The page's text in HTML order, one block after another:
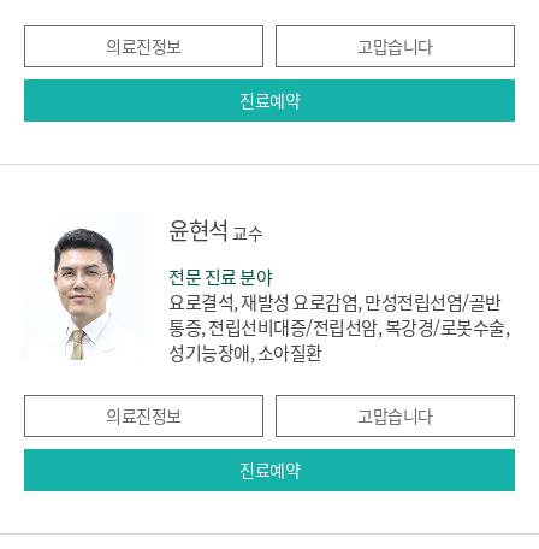
의료진정보 고맙습니다
진료예약
윤현석 교수
전문 진료 분야
요로결석, 재발성 요로감염, 만성전립선염/골반
통증, 전립선비대증/전립선암, 복강경/로봇수술,
성기능장애, 소아질환
의료진정보 고맙습니다
진료예약